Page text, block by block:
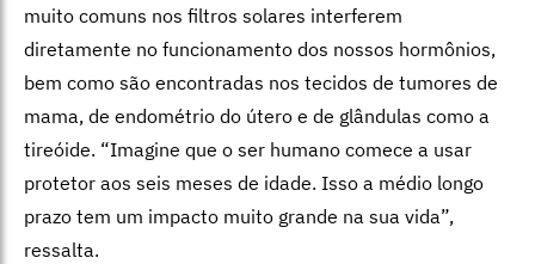
muito comuns nos filtros solares interferem
diretamente no funcionamento dos nossos hormônios,
bem como são encontradas nos tecidos de tumores de
mama, de endométrio do útero e de glândulas como a
tireóide. “Imagine que o ser humano comece a usar
protetor aos seis meses de idade. Isso a médio longo
prazo tem um impacto muito grande na sua vida”,
ressalta.